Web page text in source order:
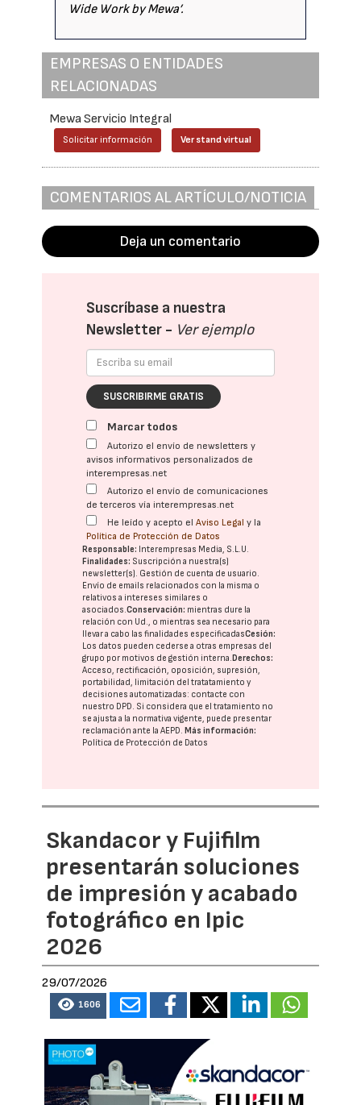
Wide Work by Mewa’.
EMPRESAS O ENTIDADES
RELACIONADAS
Mewa Servicio Integral
Solicitar información Ver stand virtual
COMENTARIOS AL ARTÍCULO/NOTICIA
Deja un comentario
Suscríbase a nuestra
Newsletter - Ver ejemplo
SUSCRIBIRME GRATIS
Marcar todos
Autorizo el envío de newsletters y
avisos informativos personalizados de
interempresas.net
Autorizo el envío de comunicaciones
de terceros vía interempresas.net
He leído y acepto elAviso Legal y la
Política de Protección de Datos
Responsable: Interempresas Media, S.L.U.
Finalidades: Suscripción a nuestra(s)
newsletter(s). Gestión de cuenta de usuario.
Envío de emails relacionados con la misma o
relativos a intereses similares o
asociados.Conservación: mientras dure la
relación con Ud., o mientras sea necesario para
llevar a cabo las finalidades especificadasCesión:
Los datos pueden cederse a otras empresas del
grupo por motivos de gestión interna.Derechos:
Acceso, rectificación, oposición, supresión,
portabilidad, limitación del tratatamiento y
decisiones automatizadas: contacte con
nuestro DPD. Si considera que el tratamiento no
se ajusta a la normativa vigente, puede presentar
reclamación ante laAEPD.Más información:
Política de Protección de Datos
Skandacor y Fujifilm
presentarán soluciones
de impresión y acabado
fotográfico en Ipic
2026
29/07/2026
1606